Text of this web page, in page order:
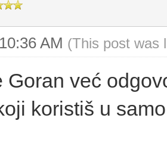
AM (This post was
Goran već
koristiš u